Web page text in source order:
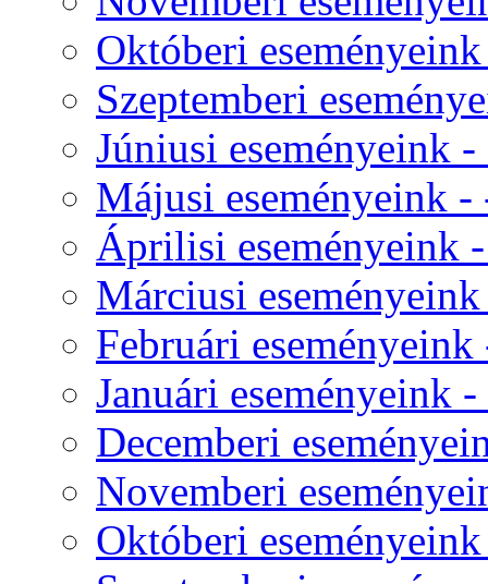
Októberi
Szeptemberi
Júniusi eseményeink
Májusi eseményeink
Áprilisi eseményeink
Márciusi
Februári
Januári eseményeink
Decemberi
Novemberi
Októberi